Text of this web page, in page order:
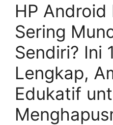
HP Android
Sering
Sendiri? Ini
Lengkap,
Edukatif